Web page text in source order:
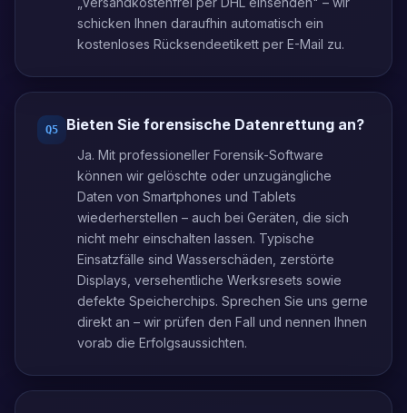
schicken Ihnen daraufhin automatisch ein
kostenloses Rücksendeetikett per E-Mail zu.
Q5 Bieten Sie forensische Datenrettung an?
Ja. Mit professioneller Forensik-Software
können wir gelöschte oder unzugängliche
Daten von Smartphones und Tablets
wiederherstellen – auch bei Geräten, die sich
nicht mehr einschalten lassen. Typische
Einsatzfälle sind Wasserschäden, zerstörte
Displays, versehentliche Werksresets sowie
defekte Speicherchips. Sprechen Sie uns gerne
direkt an – wir prüfen den Fall und nennen Ihnen
vorab die Erfolgsaussichten.